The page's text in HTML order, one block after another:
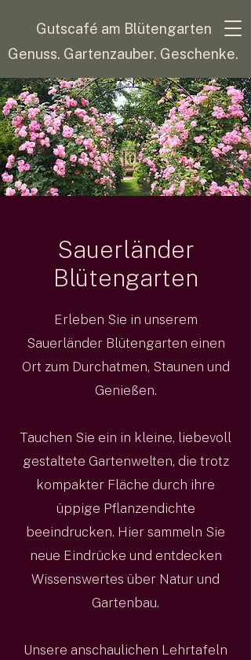
Genuss. Gartenzauber. Geschenke.
Gutscafé am Blütengarten
Sauerländer
Blütengarten
Erleben Sie in unserem
Sauerländer Blütengarten einen
Ort zum Durchatmen, Staunen und
Genießen.
Tauchen Sie ein in kleine, liebevoll
gestaltete Gartenwelten, die trotz
kompakter Fläche durch ihre
üppige Pflanzendichte
beeindrucken. Hier sammeln Sie
neue Eindrücke und entdecken
Wissenswertes über Natur und
Gartenbau.
Unsere anschaulichen Lehrtafeln